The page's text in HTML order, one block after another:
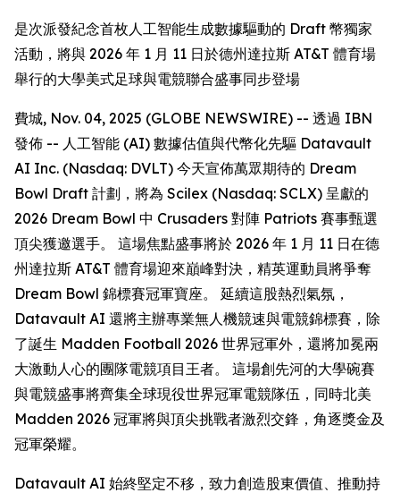
是次派發紀念首枚人工智能生成數據驅動的 Draft 幣獨家
活動，將與 2026 年 1 月 11 日於德州達拉斯 AT&T 體育場
舉行的大學美式足球與電競聯合盛事同步登場
費城, Nov. 04, 2025 (GLOBE NEWSWIRE) -- 透過 IBN
發佈 -- 人工智能 (AI) 數據估值與代幣化先驅 Datavault
AI Inc. (Nasdaq: DVLT) 今天宣佈萬眾期待的 Dream
Bowl Draft 計劃，將為 Scilex (Nasdaq: SCLX) 呈獻的
2026 Dream Bowl 中 Crusaders 對陣 Patriots 賽事甄選
頂尖獲邀選手。 這場焦點盛事將於 2026 年 1 月 11 日在德
州達拉斯 AT&T 體育場迎來巔峰對決，精英運動員將爭奪
Dream Bowl 錦標賽冠軍寶座。 延續這股熱烈氣氛，
Datavault AI 還將主辦專業無人機競速與電競錦標賽，除
了誕生 Madden Football 2026 世界冠軍外，還將加冕兩
大激動人心的團隊電競項目王者。 這場創先河的大學碗賽
與電競盛事將齊集全球現役世界冠軍電競隊伍，同時北美
Madden 2026 冠軍將與頂尖挑戰者激烈交鋒，角逐獎金及
冠軍榮耀。
Datavault AI 始終堅定不移，致力創造股東價值、推動持